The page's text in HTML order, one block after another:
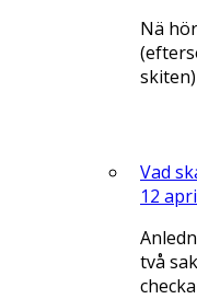
Nä
Vad
12
två